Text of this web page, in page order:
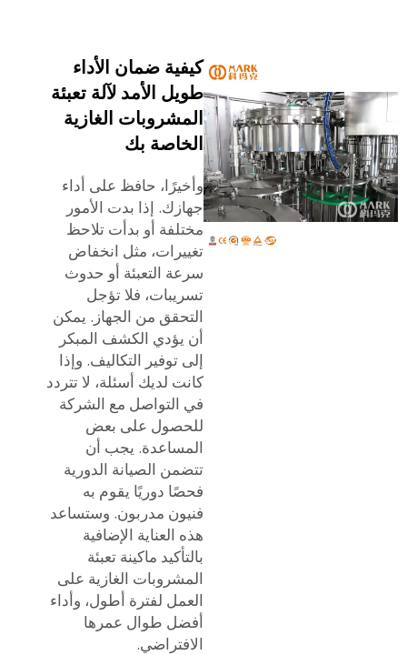
كيفية ضمان الأداء
طويل الأمد لآلة تعبئة
المشروبات الغازية
الخاصة بك
وأخيرًا، حافظ على أداء
جهازك. إذا بدت الأمور
مختلفة أو بدأت تلاحظ
تغييرات، مثل انخفاض
سرعة التعبئة أو حدوث
تسريبات، فلا تؤجل
التحقق من الجهاز. يمكن
أن يؤدي الكشف المبكر
إلى توفير التكاليف. وإذا
كانت لديك أسئلة، لا تتردد
في التواصل مع الشركة
للحصول على بعض
المساعدة. يجب أن
تتضمن الصيانة الدورية
فحصًا دوريًا يقوم به
فنيون مدربون. وستساعد
هذه العناية الإضافية
بالتأكيد ماكينة تعبئة
المشروبات الغازية على
العمل لفترة أطول، وأداء
أفضل طوال عمرها
الافتراضي.